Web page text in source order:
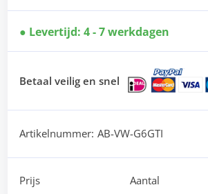
Levertijd: 4 - 7 werkdagen
Betaal veilig en snel
Artikelnummer: AB-VW-G6GTI
Prijs
Aantal